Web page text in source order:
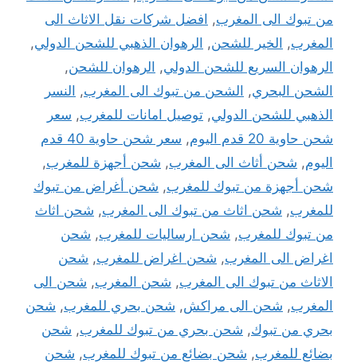
من تبوك الى المغرب, افضل شركات نقل الاثاث الى
المغرب, الخير للشحن, الرهوان الذهبي للشحن الدولي,
الرهوان السريع للشحن الدولي, الرهوان للشحن,
الشحن البحري, الشحن من تبوك الى المغرب, النسر
الذهبي للشحن الدولي, توصيل امانات للمغرب, سعر
شحن حاوية 20 قدم اليوم
,
سعر شحن حاوية 40 قدم
اليوم, شحن أثاث الى المغرب, شحن أجهزة للمغرب,
شحن أجهزة من تبوك للمغرب, شحن أغراض من تبوك
للمغرب, شحن اثاث من تبوك الى المغرب, شحن اثاث
من تبوك للمغرب, شحن ارساليات للمغرب, شحن
اغراض الى المغرب, شحن اغراض للمغرب, شحن
الاثاث من تبوك الى المغرب, شحن المغرب, شحن الى
المغرب, شحن الى مراكش, شحن بحري للمغرب, شحن
بحري من تبوك, شحن بحري من تبوك للمغرب, شحن
بضائع للمغرب, شحن بضائع من تبوك للمغرب, شحن